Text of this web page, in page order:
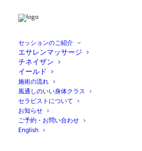
セッションのご紹介
エサレンマッサージ
チネイザン
イールド
施術の流れ
風通しのいい身体クラス
セラピストについて
お知らせ
ご予約・お問い合わせ
English
0D5FC272-5C25-4E1C-BEDA-